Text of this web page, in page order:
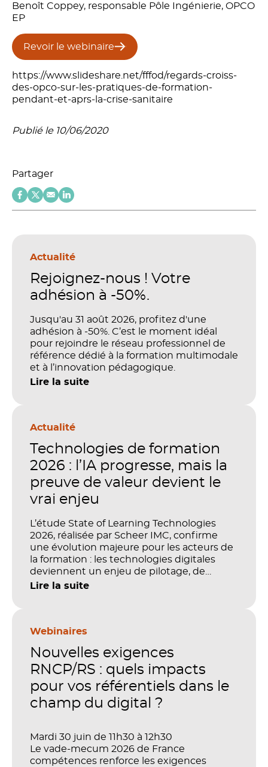
Benoît Coppey, responsable Pôle Ingénierie, OPCO
EP
Revoir le webinaire
https://www.slideshare.net/fffod/regards-croiss-
des-opco-sur-les-pratiques-de-formation-
pendant-et-aprs-la-crise-sanitaire
Publié le 10/06/2020
Partager
Actualité
Rejoignez-nous ! Votre
adhésion à -50%.
Jusqu'au 31 août 2026, profitez d'une
adhésion à -50%. C’est le moment idéal
pour rejoindre le réseau professionnel de
référence dédié à la formation multimodale
et à l’innovation pédagogique.
Lire la suite
Actualité
Technologies de formation
2026 : l’IA progresse, mais la
preuve de valeur devient le
vrai enjeu
L’étude State of Learning Technologies
2026, réalisée par Scheer IMC, confirme
une évolution majeure pour les acteurs de
la formation : les technologies digitales
deviennent un enjeu de pilotage, de
performance et de preuve de valeur. IA,
stratégique. Mais comment démontrer
investissements sur les compétences, la
productivité et la performance des
Lire la suite
Webinaires
Nouvelles exigences
RNCP/RS : quels impacts
pour vos référentiels dans le
champ du digital ?
Mardi 30 juin de 11h30 à 12h30
Le vade-mecum 2026 de France
compétences renforce les exigences